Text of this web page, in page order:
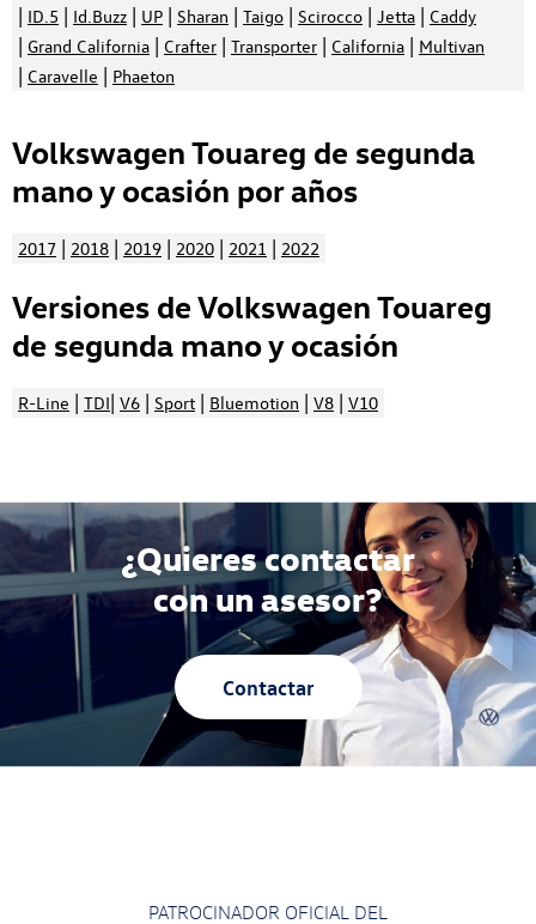
| ID.5 | Id.Buzz | UP | Sharan | Taigo | Scirocco | Jetta | Caddy
| Grand California | Crafter | Transporter | California | Multivan
| Caravelle | Phaeton
Volkswagen Touareg de segunda
mano y ocasión por años
2017 | 2018 | 2019 | 2020 | 2021 | 2022
Versiones de Volkswagen Touareg
de segunda mano y ocasión
R-Line | TDI| V6 | Sport | Bluemotion | V8 | V10
¿Quieres contactar
con un asesor?
Contactar
PATROCINADOR OFICIAL DEL